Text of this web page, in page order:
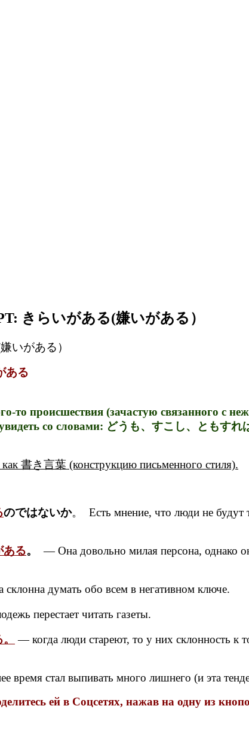
きらいがある(嫌いがある）
いがある）
ある
то происшествия (зачастую связанного с
со словами: どうも、すこし、ともすれ
書き言葉 (конструкцию письменного стиля).
のではないか。 Есть мнение, что люди не будут
ある。
— Она довольно милая персона, однако
думать обо всем в негативном ключе.
перестает читать газеты.
— когда люди стареют, то у них склонность к
время стал выпивать много лишнего (и эта
ей в Соцсетях, нажав на одну из